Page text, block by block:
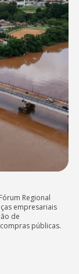
Regional
empresariais
de
públicas.